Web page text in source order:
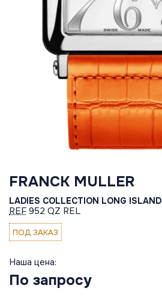
FRANCK MULLER
LADIES COLLECTION LONG ISLAND
REF 952 QZ REL
ПОД ЗАКАЗ
Наша цена:
По запросу